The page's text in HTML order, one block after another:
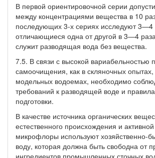
В первой ориентировочной серии
между концентрациями вещества в 10
последующих 3-х сериях исследуют 3—4
отличающиеся одна от другой в 3—4
служит разводящая вода без вещества.
7.5. В связи с высокой вариабельностью
самоочищения, как в скляночных опытах,
модельных водоемах, необходимо
требований к разводящей воде и
подготовки.
В качестве источника органических
естественного происхождения и
микрофлоры используют хозяйственно-
воду, которая должна быть свободна от
ингредиентов промышленных сточных